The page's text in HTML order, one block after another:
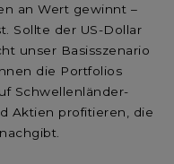
an Wert gewinnt –
Sollte der US-Dollar
unser Basisszenario
die Portfolios
Schwellenländer-
Aktien profitieren, die